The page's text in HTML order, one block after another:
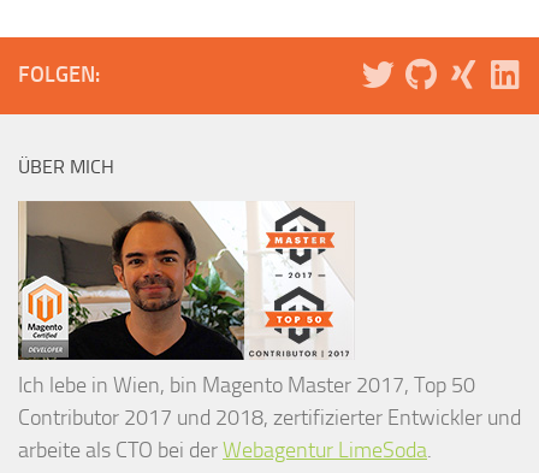
FOLGEN:
ÜBER MICH
Ich lebe in Wien, bin Magento Master 2017, Top 50
Contributor 2017 und 2018, zertifizierter Entwickler und
arbeite als CTO bei derWebagentur LimeSoda.